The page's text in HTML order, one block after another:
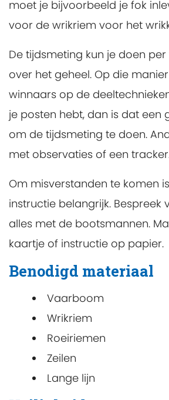
moet je bijvoorbeeld je fok
voor de wrikriem voor het
De tijdsmeting kun je doen
over het geheel. Op die
winnaars op de
je posten hebt, dan is dat een
om de tijdsmeting te doen.
met observaties of een
Om misverstanden te komen
instructie belangrijk. Bespreek
alles met de bootsmannen.
kaartje of instructie op papier.
Benodigd materiaal
Vaarboom
Wrikriem
Roeiriemen
Zeilen
Lange lijn